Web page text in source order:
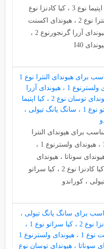
تیولی ،سانگ یانگ کوراندو ، کیا اپتیما نوع 3 ، کیا کادنزا نوع
3 ، کیا سراتو نوع 2 ، هیوندای النترا نوع 2 ، هیوندای اکسنت
نوع 2 ، هیوندای ولسترنوع 2 ، هیوندای آزرا گرنجورنوع 2 ،
برای هیوندای النترا
نوع 1 ، هیوندای اکسنت نوع 1 ، هیوندای ولسترنوع 1 ،
آزرا گرنجورنوع 2 ، هیوندای سوناتا ، هیوندای
توسان نوع 2 ، کیا اپتیما نوع 2 ، کیا کادنزا نوع 2 ، کیا سراتو